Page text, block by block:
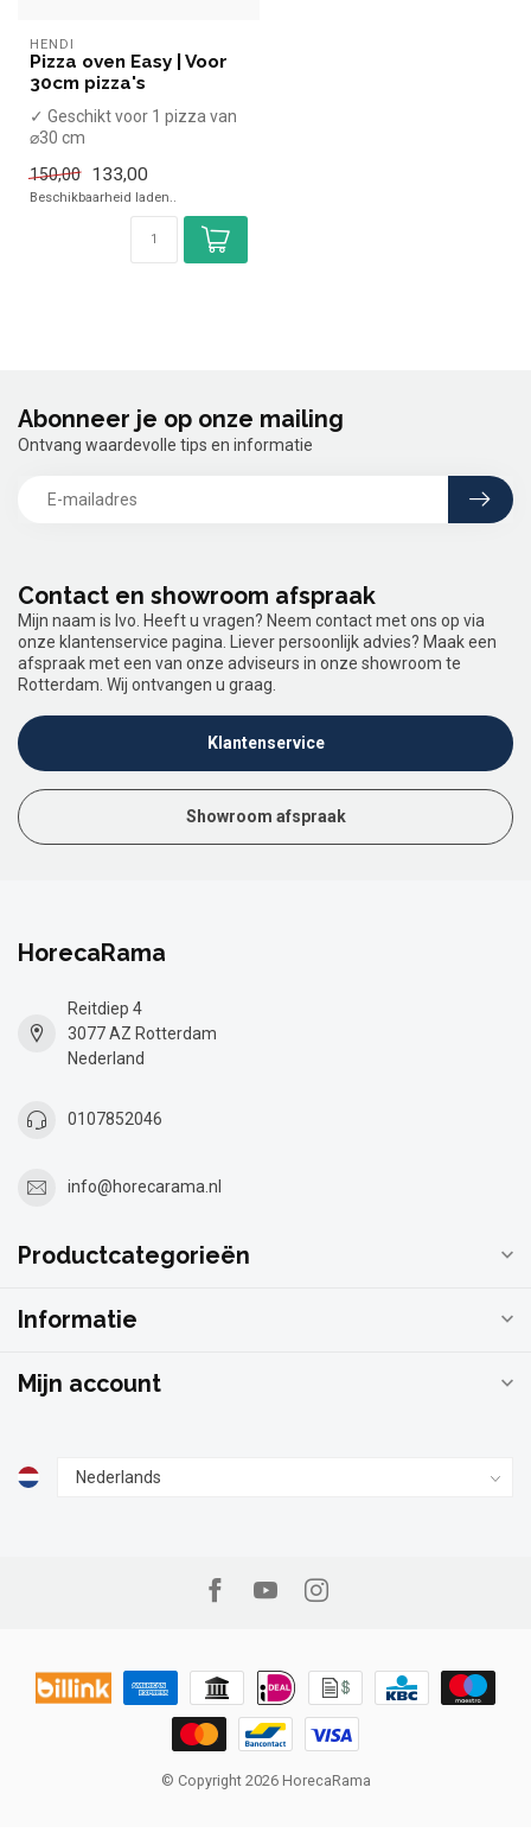
HENDI
Pizza oven Easy | Voor
30cm pizza's
✓ Geschikt voor 1 pizza van
⌀30 cm
✓ 230 Volt
150,00 133,00
Beschikbaarheid laden..
Contact en showroom afspraak
Mijn naam is Ivo. Heeft u vragen? Neem contact met ons op via
onze klantenservice pagina. Liever persoonlijk advies? Maak een
afspraak met een van onze adviseurs in onze showroom te
Rotterdam. Wij ontvangen u graag.
Klantenservice
Showroom afspraak
Abonneer je op onze mailing
Ontvang waardevolle tips en informatie
HorecaRama
Reitdiep 4
3077 AZ Rotterdam
Nederland
0107852046
info@horecarama.nl
Productcategorieën
Informatie
Mijn account
© Copyright 2026 HorecaRama